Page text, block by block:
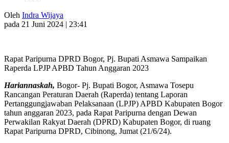
Oleh Indra Wijaya
pada 21 Juni 2024 | 23:41
Rapat Paripurna DPRD Bogor, Pj. Bupati Asmawa Sampaikan
Raperda LPJP APBD Tahun Anggaran 2023
Hariannaskah, Bogor- Pj. Bupati Bogor, Asmawa Tosepu
Rancangan Peraturan Daerah (Raperda) tentang Laporan
Pertanggungjawaban Pelaksanaan (LPJP) APBD Kabupaten Bogor
tahun anggaran 2023, pada Rapat Paripurna dengan Dewan
Perwakilan Rakyat Daerah (DPRD) Kabupaten Bogor, di ruang
Rapat Paripurna DPRD, Cibinong, Jumat (21/6/24).